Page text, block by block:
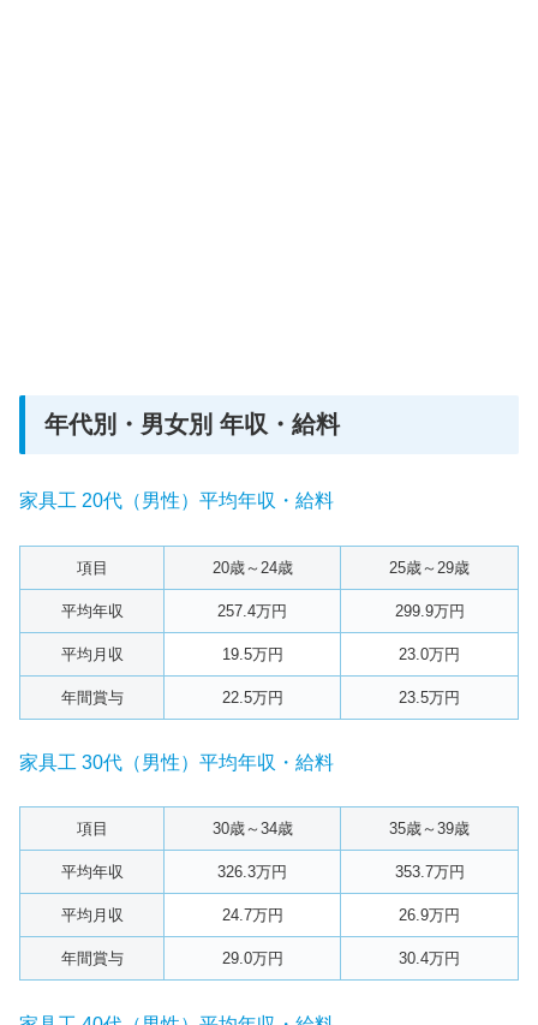
年代別・男女別 年収・給料
家具工 20代（男性）平均年収・給料
項目 20歳～24歳 25歳～29歳
平均年収 257.4万円 299.9万円
平均月収 19.5万円 23.0万円
年間賞与 22.5万円 23.5万円
家具工 30代（男性）平均年収・給料
項目 30歳～34歳 35歳～39歳
平均年収 326.3万円 353.7万円
平均月収 24.7万円 26.9万円
年間賞与 29.0万円 30.4万円